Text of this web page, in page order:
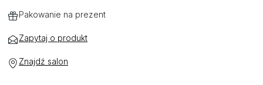
Pakowanie na prezent
Zapytaj o produkt
Znajdź salon